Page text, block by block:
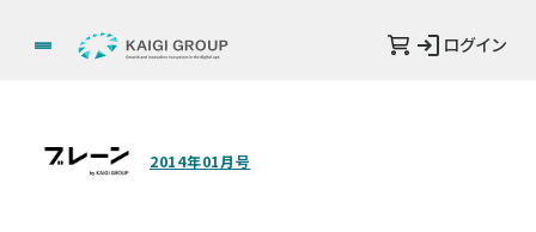
ログイン
2014年01月号